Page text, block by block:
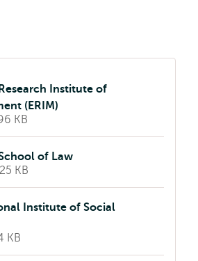
Institute of
(ERIM)
KB
of Law
KB
Institute of Social
KB